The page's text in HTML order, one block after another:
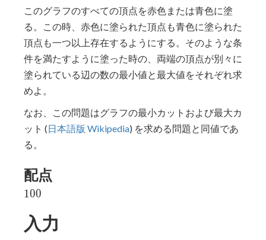
このグラフのすべての頂点を赤色または青色に塗
る。この時、赤色に塗られた頂点も青色に塗られた
頂点も一つ以上存在するようにする。そのような条
件を満たすように塗った時の、両端の頂点が別々に
塗られている辺の数の最小値と最大値をそれぞれ求
めよ。
なお、この問題はグラフの最小カットおよび最大カ
ット (日本語版 Wikipedia) を求める問題と同値であ
る。
配点
100
100
入力